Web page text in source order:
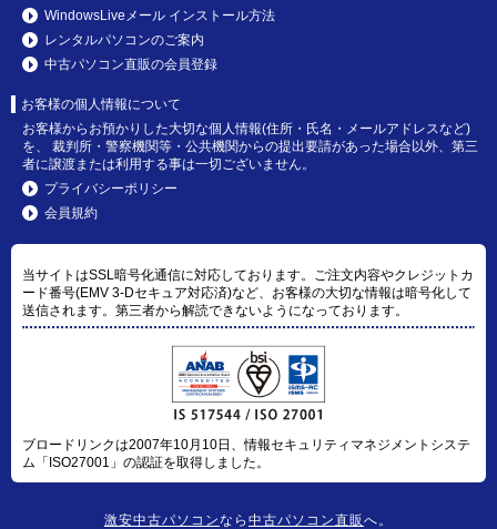
WindowsLiveメール インストール方法
レンタルパソコンのご案内
中古パソコン直販の会員登録
お客様の個人情報について
お客様からお預かりした大切な個人情報(住所・氏名・メールアドレスなど)
を、 裁判所・警察機関等・公共機関からの提出要請があった場合以外、第三
者に譲渡または利用する事は一切ございません。
プライバシーポリシー
会員規約
当サイトはSSL暗号化通信に対応しております。ご注文内容やクレジットカ
ード番号(EMV 3-Dセキュア対応済)など、お客様の大切な情報は暗号化して
送信されます。第三者から解読できないようになっております。
ブロードリンクは2007年10月10日、情報セキュリティマネジメントシステ
ム「ISO27001」の認証を取得しました。
激安中古パソコンなら 中古パソコン直販 へ。